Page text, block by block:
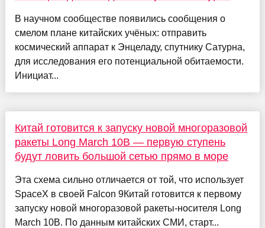
В научном сообществе появились сообщения о
смелом плане китайских учёных: отправить
космический аппарат к Энцеладу, спутнику Сатурна,
для исследования его потенциальной обитаемости.
Инициат...
Китай готовится к запуску новой многоразовой
ракеты Long March 10B — первую ступень
будут ловить большой сетью прямо в море
Эта схема сильно отличается от той, что использует
SpaceX в своей Falcon 9Китай готовится к первому
запуску новой многоразовой ракеты-носителя Long
March 10B. По данным китайских СМИ, старт...